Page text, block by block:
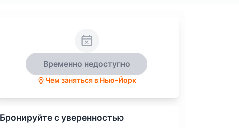
Временно недоступно
Чем заняться в Нью-Йорк
Бронируйте с уверенностью